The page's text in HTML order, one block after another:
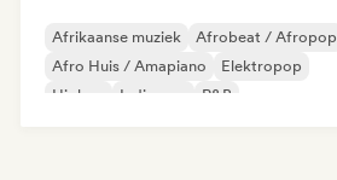
Afrikaanse muziek
Afrobeat / Afropop
Afro Huis / Amapiano
Elektropop
Hiphop
Indie pop
R&B